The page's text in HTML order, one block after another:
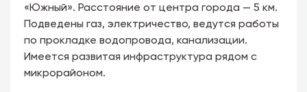
«Южный». Расстояние от центра города — 5 км.
Подведены газ, электричество, ведутся работы
по прокладке водопровода, канализации.
Имеется развитая инфраструктура рядом с
микрорайоном.